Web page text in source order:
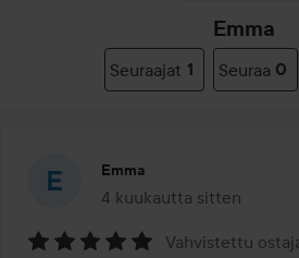
Emma
Seuraajat 1 Seuraa 0
Emma
4 kuukautta sitten
Viesti luotiin 4 kuukautta
Vahvistettu